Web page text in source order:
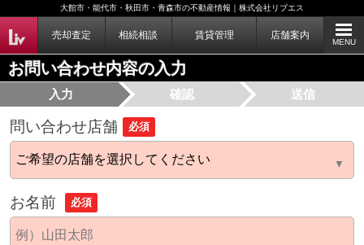
大館市・能代市・秋田市・青森市の不動産情報｜株式会社リブエス
売却査定 相続相談 賃貸管理 店舗案内
MENU
お問い合わせ内容の入力
入力 確認 送信
問い合わせ店舗 必須
お名前 必須